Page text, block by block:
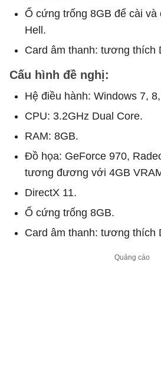
Ổ cứng trống 8GB để cài và
Hell.
Card âm thanh: tương thích
Cấu hình đề nghị:
Hệ điều hành: Windows 7,
CPU: 3.2GHz Dual Core.
RAM: 8GB.
Đồ họa: GeForce 970,
tương đương với 4GB
DirectX 11.
Ổ cứng trống 8GB.
Card âm thanh: tương thích